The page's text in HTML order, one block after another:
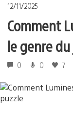
12/11/2025
Comment
le genre
0 0 7